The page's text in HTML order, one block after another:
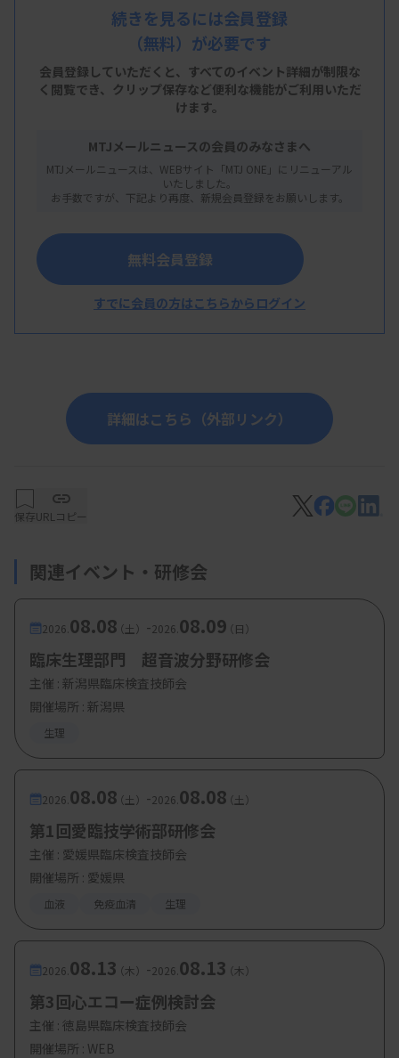
主 催
福岡県臨床衛生検査技師会
概 要
・講演：腹部超音波の基礎 ～膵臓・肝臓・胆嚢～
樋渡梨乃技師（医療法人 徳洲会 福岡徳洲会
詳細はこちら（外部リンク）
続きを見るには会員登録
（無料）が必要です
会員登録していただくと、すべてのイベント詳細が制限な
く閲覧でき、 クリップ保存など便利な機能がご利用いただ
けます。
MTJメールニュースの会員のみなさまへ
MTJメールニュースは、WEBサイト「MTJ ONE」にリニューアル
いたしました。
お手数ですが、下記より再度、新規会員登録をお願いします。
無料会員登録
すでに会員の方はこちらからログイン
保存URLコピー
関連イベント・研修会
2026. 08.08（土） -2026. 08.09（日）
臨床生理部門 超音波分野研修会
主催 : 新潟県臨床検査技師会
開催場所 : 新潟県
生理
2026. 08.08（土） -2026. 08.08（土）
第1回愛臨技学術部研修会
主催 : 愛媛県臨床検査技師会
開催場所 : 愛媛県
血液 免疫血清 生理
2026. 08.13（木） -2026. 08.13（木）
第3回心エコー症例検討会
主催 : 徳島県臨床検査技師会
開催場所 : WEB